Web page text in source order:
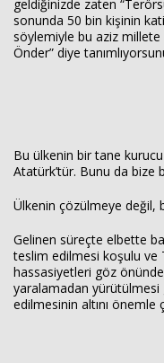
geldiğinizde zaten
sonunda 50 bin kişinin
söylemiyle bu aziz millete
Önder” diye
Bu ülkenin bir tane
Atatürk’tür. Bunu da bize
Ülkenin çözülmeye değil,
Gelinen süreçte elbette
teslim edilmesi koşulu ve
hassasiyetleri göz
yaralamadan yürütülmesi
edilmesinin altını önemle